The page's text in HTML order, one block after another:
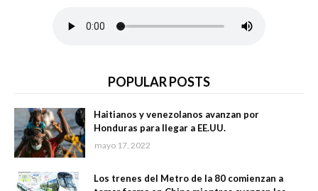
POPULAR POSTS
Haitianos y venezolanos avanzan por
Honduras para llegar a EE.UU.
mayo 17, 2022
Los trenes del Metro de la 80 comienzan a